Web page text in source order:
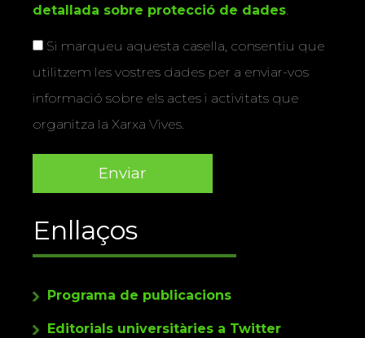
detallada sobre protecció de dades.
Si marqueu aquesta casella, consentiu que
utilitzem les vostres dades per a enviar-vos
informació sobre els actes i activitats que
organitza la Xarxa Vives.
Enllaços
Programa de publicacions
Editorials universitàries a Twitter